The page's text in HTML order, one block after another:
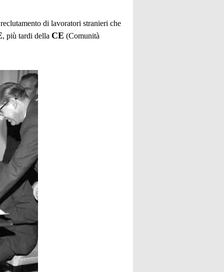
di lavoratori stranieri che
, più tardi della CE (Comunità